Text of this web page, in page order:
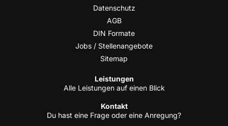
Daten­schutz
AGB
DIN For­ma­te
Jobs / Stellenangebote
Site­map
Leis­tun­gen
Alle Leis­tun­gen auf einen Blick
Kon­takt
Du hast eine Fra­ge oder eine Anregung?